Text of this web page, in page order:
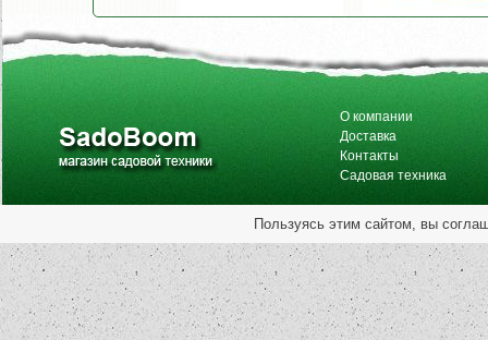
О компании
Доставка
Контакты
Садовая техника
Пользуясь этим сайтом, вы